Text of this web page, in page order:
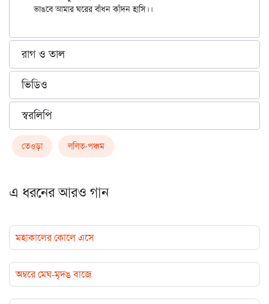
রাগ ও তাল
ভিডিও
স্বরলিপি
তেওড়া ললিত-পঞ্চম
এ ধরনের আরও গান
মহাকালের কোলে এসে
অম্বরে মেঘ-মৃদঙ বাজে